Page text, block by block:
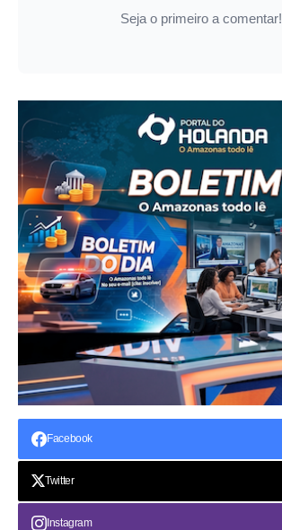
Seja o primeiro a comentar!
Facebook
Twitter
Instagram